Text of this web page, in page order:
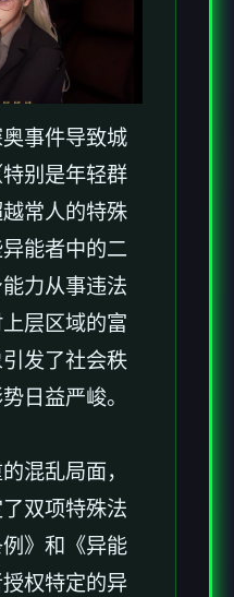
事件导致城
别是年轻群
常人的特殊
能者中的二
力从事违法
层区域的富
发了社会秩
日益严峻。
混乱局面，
双项特殊法
》和《异能
权特定的异